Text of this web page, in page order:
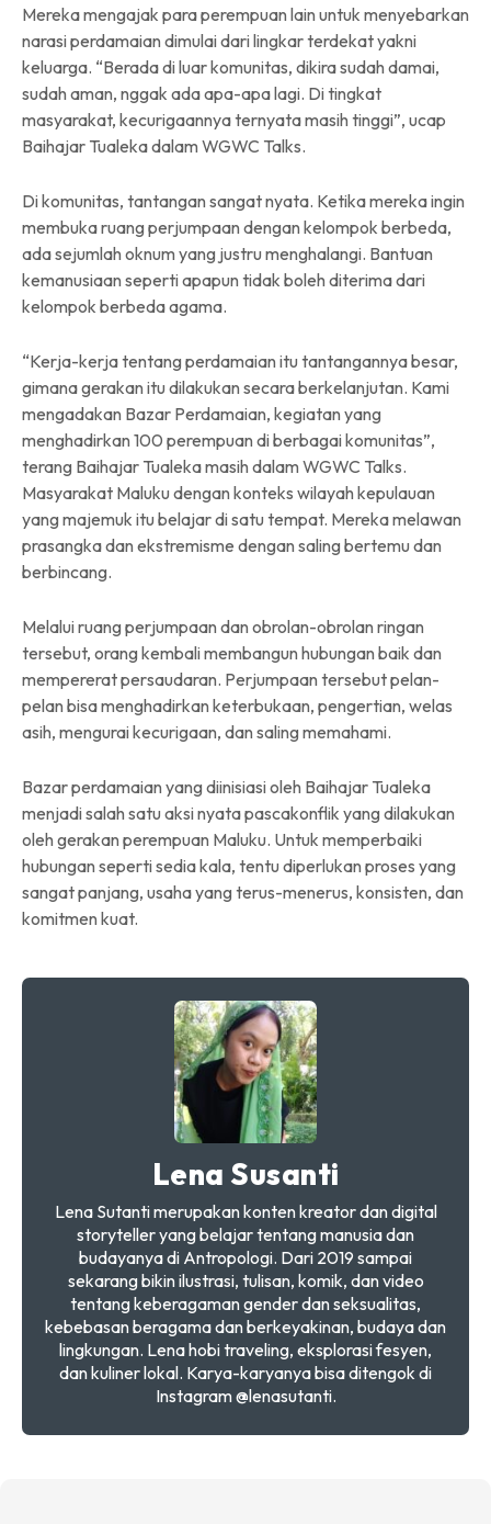
Mereka mengajak para perempuan lain untuk menyebarkan
narasi perdamaian dimulai dari lingkar terdekat yakni
keluarga. “Berada di luar komunitas, dikira sudah damai,
sudah aman, nggak ada apa-apa lagi. Di tingkat
masyarakat, kecurigaannya ternyata masih tinggi”, ucap
Baihajar Tualeka dalam WGWC Talks.
Di komunitas, tantangan sangat nyata. Ketika mereka ingin
membuka ruang perjumpaan dengan kelompok berbeda,
ada sejumlah oknum yang justru menghalangi. Bantuan
kemanusiaan seperti apapun tidak boleh diterima dari
kelompok berbeda agama.
“Kerja-kerja tentang perdamaian itu tantangannya besar,
gimana gerakan itu dilakukan secara berkelanjutan. Kami
mengadakan Bazar Perdamaian, kegiatan yang
menghadirkan 100 perempuan di berbagai komunitas”,
terang Baihajar Tualeka masih dalam WGWC Talks.
Masyarakat Maluku dengan konteks wilayah kepulauan
yang majemuk itu belajar di satu tempat. Mereka melawan
prasangka dan ekstremisme dengan saling bertemu dan
berbincang.
Melalui ruang perjumpaan dan obrolan-obrolan ringan
tersebut, orang kembali membangun hubungan baik dan
mempererat persaudaran. Perjumpaan tersebut pelan-
pelan bisa menghadirkan keterbukaan, pengertian, welas
asih, mengurai kecurigaan, dan saling memahami.
Bazar perdamaian yang diinisiasi oleh Baihajar Tualeka
menjadi salah satu aksi nyata pascakonflik yang dilakukan
oleh gerakan perempuan Maluku. Untuk memperbaiki
hubungan seperti sedia kala, tentu diperlukan proses yang
sangat panjang, usaha yang terus-menerus, konsisten, dan
komitmen kuat.
Lena Susanti
Lena Sutanti merupakan konten kreator dan digital
storyteller yang belajar tentang manusia dan
budayanya di Antropologi. Dari 2019 sampai
sekarang bikin ilustrasi, tulisan, komik, dan video
tentang keberagaman gender dan seksualitas,
kebebasan beragama dan berkeyakinan, budaya dan
lingkungan. Lena hobi traveling, eksplorasi fesyen,
dan kuliner lokal. Karya-karyanya bisa ditengok di
Instagram @lenasutanti.